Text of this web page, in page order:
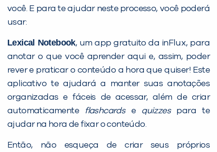
você. E para te ajudar neste processo, você poderá
usar:
Lexical Notebook, um app gratuito da inFlux, para
anotar o que você aprender aqui e, assim, poder
rever e praticar o conteúdo a hora que quiser! Este
aplicativo te ajudará a manter suas anotações
organizadas e fáceis de acessar, além de criar
automaticamente flashcards equizzespara te
ajudar na hora de fixar o conteúdo.
Então, não esqueça de criar seus próprios